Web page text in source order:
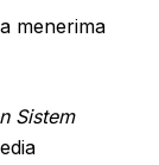
menerima
Sistem